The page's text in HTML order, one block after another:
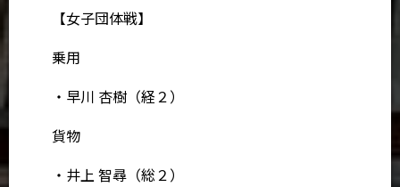
【女子団体戦】
乗用
・早川 杏樹（経２）
貨物
・井上 智尋（総２）